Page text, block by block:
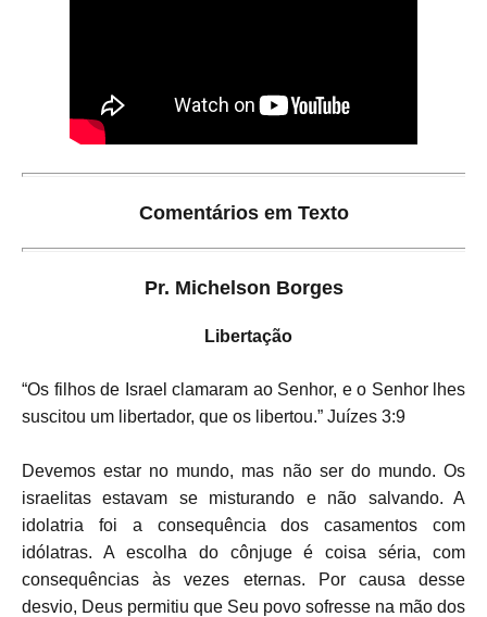
Comentários em Texto
Pr. Michelson Borges
Libertação
“Os filhos de Israel clamaram ao Senhor, e o Senhor lhes
suscitou um libertador, que os libertou.” Juízes 3:9
Devemos estar no mundo, mas não ser do mundo. Os
israelitas estavam se misturando e não salvando. A
idolatria foi a consequência dos casamentos com
idólatras. A escolha do cônjuge é coisa séria, com
consequências às vezes eternas. Por causa desse
desvio, Deus permitiu que Seu povo sofresse na mão dos